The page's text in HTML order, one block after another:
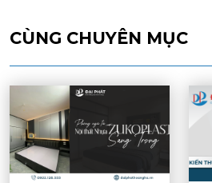
CÙNG CHUYÊN MỤC